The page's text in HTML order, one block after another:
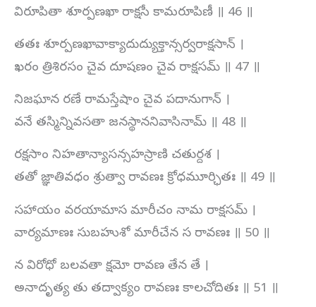
విరూపితా శూర్పణఖా రాక్షసీ కామరూపిణీ ॥ 46 ॥
తతః శూర్పణఖావాక్యాదుద్యుక్తాన్సర్వరాక్షసాన్ ।
ఖరం త్రిశిరసం చైవ దూషణం చైవ రాక్షసమ్ ॥ 47 ॥
నిజఘాన రణే రామస్తేషాం చైవ పదానుగాన్ ।
వనే తస్మిన్నివసతా జనస్థాననివాసినామ్ ॥ 48 ॥
రక్షసాం నిహతాన్యాసన్సహస్రాణి చతుర్దశ ।
తతో జ్ఞాతివధం శ్రుత్వా రావణః క్రోధమూర్ఛితః ॥ 49 ॥
సహాయం వరయామాస మారీచం నామ రాక్షసమ్ ।
వార్యమాణః సుబహుశో మారీచేన స రావణః ॥ 50 ॥
న విరోధో బలవతా క్షమో రావణ తేన తే ।
అనాదృత్య తు తద్వాక్యం రావణః కాలచోదితః ॥ 51 ॥